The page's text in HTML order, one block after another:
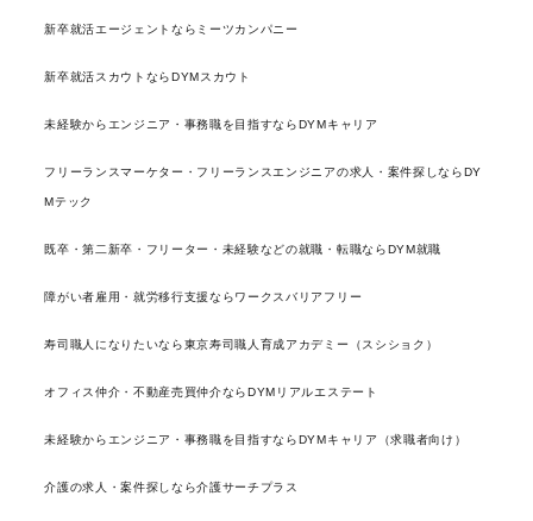
新卒就活エージェントならミーツカンパニー
新卒就活スカウトならDYMスカウト
未経験からエンジニア・事務職を目指すならDYMキャリア
フリーランスマーケター・フリーランスエンジニアの求人・案件探しならDY
Mテック
既卒・第二新卒・フリーター・未経験などの就職・転職ならDYM就職
障がい者雇用・就労移行支援ならワークスバリアフリー
寿司職人になりたいなら東京寿司職人育成アカデミー（スシショク）
オフィス仲介・不動産売買仲介ならDYMリアルエステート
未経験からエンジニア・事務職を目指すならDYMキャリア（求職者向け）
介護の求人・案件探しなら介護サーチプラス